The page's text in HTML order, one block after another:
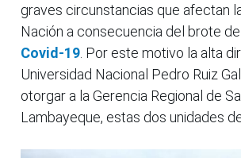
graves circunstancias que afectan
Nación a consecuencia del brote del
Covid-19 . Por este motivo la alta
Universidad Nacional Pedro Ruiz
otorgar a la Gerencia Regional de
Lambayeque, estas dos unidades